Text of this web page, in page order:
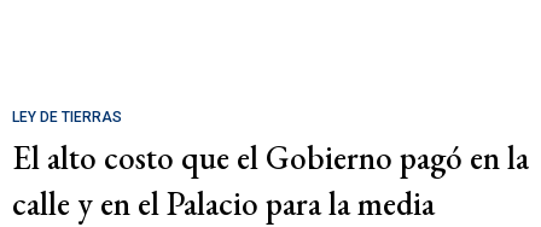
LEY DE TIERRAS
El alto costo que el Gobierno pagó en la
calle y en el Palacio para la media